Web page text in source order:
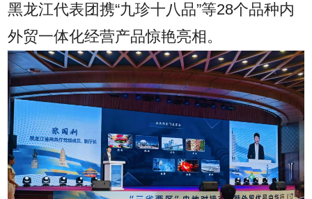
黑龙江代表团携“九珍十八品”等28个品种内
外贸一体化经营产品惊艳亮相。